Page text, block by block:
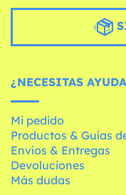
¿NECESITAS
Mi pedido
Productos & Guías
Envíos & Entregas
Devoluciones
Más dudas